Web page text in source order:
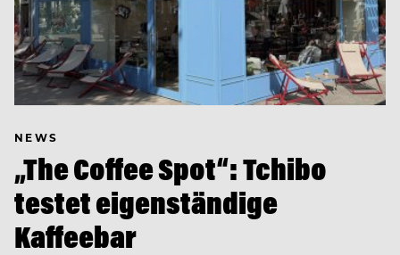
NEWS
„The Coffee Spot“: Tchibo
testet eigenständige
Kaffeebar